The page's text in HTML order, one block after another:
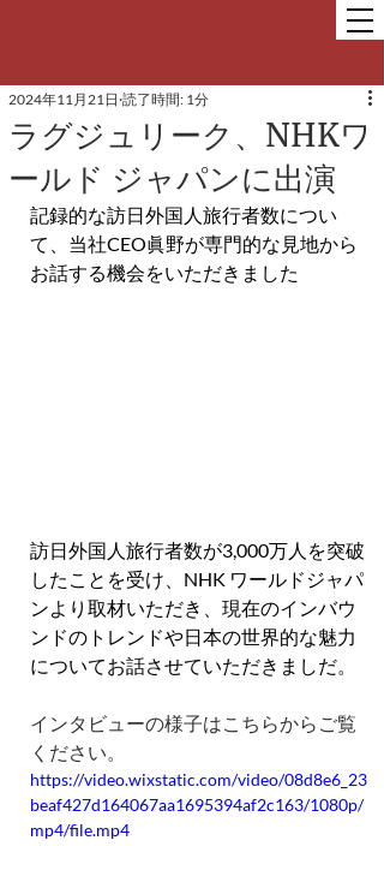
ラグジュリーク、NHKワ
ールド ジャパンに出演
2024年11月21日 読了時間: 1分
記録的な訪日外国人旅行者数につい
て、当社CEO眞野が専門的な見地から
お話する機会をいただきました
訪日外国人旅行者数が3,000万人を突破
したことを受け、NHK ワールドジャパ
ンより取材いただき、現在のインバウ
ンドのトレンドや日本の世界的な魅力
についてお話させていただきましだ。
インタビューの様子はこちらからご覧
ください。
https://video.wixstatic.com/video/08d8e6_23
beaf427d164067aa1695394af2c163/1080p/
mp4/file.mp4